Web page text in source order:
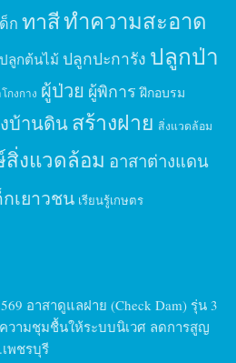
ก ทาสีทำความสะอาด
ปลูกต้นไม้ ปลูกปะการัง ปลูกป่า
กงกาง ผู้ป่วย ผู้พิการ ฝึกอบรม
บ้านดินสร้างฝาย สิ่งแวดล้อม
งแวดล้อม อาสาต่างแดน
กเยาวชน เรียนรู้เกษตร
อาสาดูแลฝาย (Check Dam) รุ่น 3
ามชุมชื้นให้ระบบนิเวศ ลดการสูญ
พชรบุรี